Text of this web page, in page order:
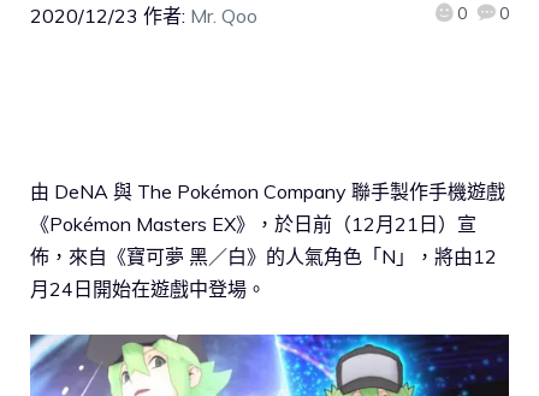
2020/12/23 作者: Mr. Qoo 0 0
由 DeNA 與 The Pokémon Company 聯手製作手機遊戲
《Pokémon Masters EX》，於日前（12月21日）宣
佈，來自《寶可夢 黑／白》的人氣角色「N」，將由12
月24日開始在遊戲中登場。